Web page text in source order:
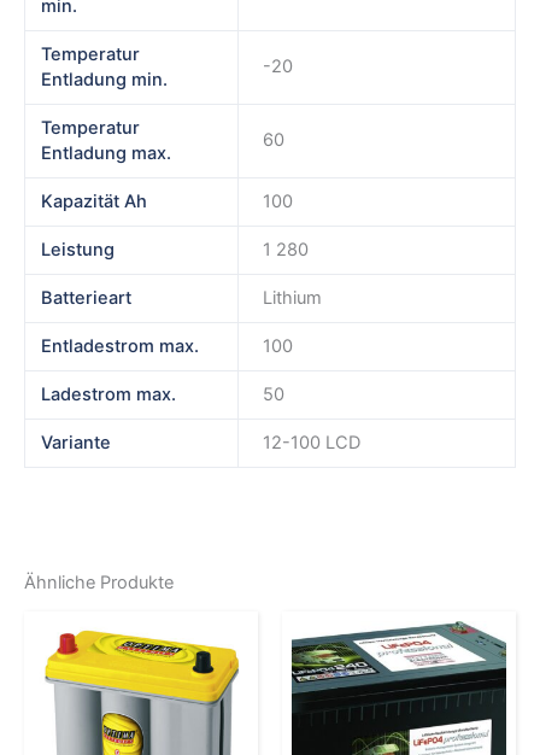
min.
Temperatur
Entladung min.
-20
Temperatur
Entladung max.
60
Kapazität Ah 100
Leistung 1 280
Batterieart Lithium
Entladestrom max. 100
Ladestrom max. 50
Variante 12-100 LCD
Ähnliche Produkte